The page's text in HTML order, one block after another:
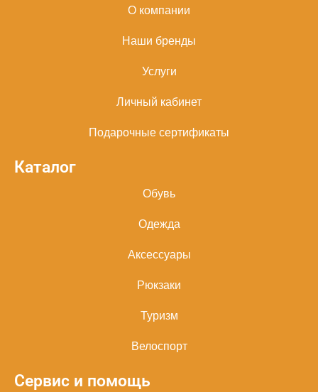
О компании
Наши бренды
Услуги
Личный кабинет
Подарочные сертификаты
Каталог
Обувь
Одежда
Аксессуары
Рюкзаки
Туризм
Велоспорт
Сервис и помощь